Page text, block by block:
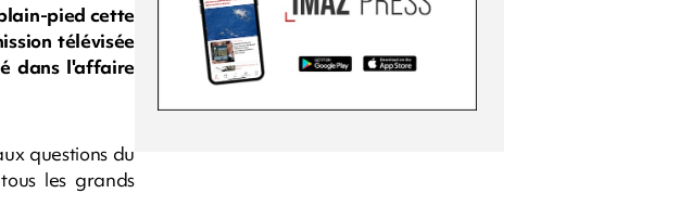
pied cette
télévisée
dans l'affaire
questions du
les grands